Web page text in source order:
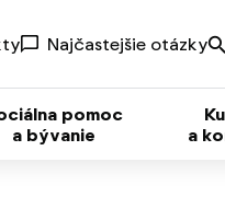
Najčastejšie otázky
pomoc
a bývanie
a